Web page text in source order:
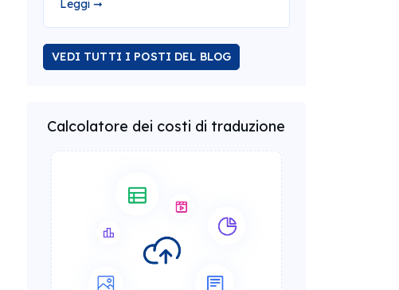
Leggi ➞
VEDI TUTTI I POSTI DEL BLOG
Calcolatore dei costi di traduzione